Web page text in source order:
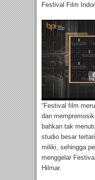
Festival Film
“Festival film
dan
bahkan tak
studio besar
miliki, sehingga
menggelar
Hilmar.